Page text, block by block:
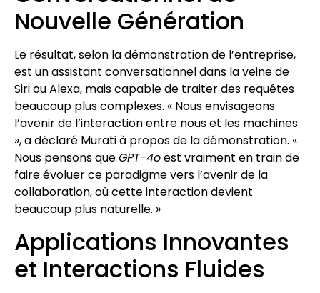
Nouvelle Génération
Le résultat, selon la démonstration de l’entreprise,
est un assistant conversationnel dans la veine de
Siri ou Alexa, mais capable de traiter des requêtes
beaucoup plus complexes. « Nous envisageons
l’avenir de l’interaction entre nous et les machines
», a déclaré Murati à propos de la démonstration. «
Nous pensons queGPT-4oest vraiment en train de
faire évoluer ce paradigme vers l’avenir de la
collaboration, où cette interaction devient
beaucoup plus naturelle. »
Applications Innovantes
et Interactions Fluides